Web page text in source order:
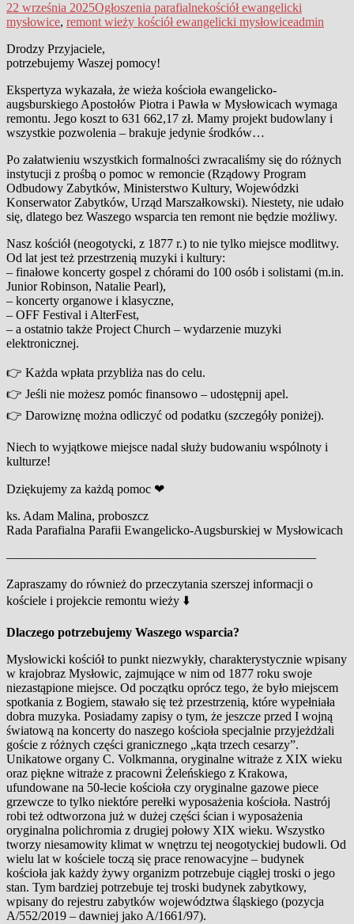
22 września 2025Ogłoszenia parafialnekościół ewangelicki
mysłowice, remont wieży kościół ewangelicki mysłowiceadmin
Drodzy Przyjaciele,
potrzebujemy Waszej pomocy!
Ekspertyza wykazała, że wieża kościoła ewangelicko-
augsburskiego Apostołów Piotra i Pawła w Mysłowicach wymaga
remontu. Jego koszt to 631 662,17 zł. Mamy projekt budowlany i
wszystkie pozwolenia – brakuje jedynie środków…
Po załatwieniu wszystkich formalności zwracaliśmy się do różnych
instytucji z prośbą o pomoc w remoncie (Rządowy Program
Odbudowy Zabytków, Ministerstwo Kultury, Wojewódzki
Konserwator Zabytków, Urząd Marszałkowski). Niestety, nie udało
się, dlatego bez Waszego wsparcia ten remont nie będzie możliwy.
Nasz kościół (neogotycki, z 1877 r.) to nie tylko miejsce modlitwy.
Od lat jest też przestrzenią muzyki i kultury:
– finałowe koncerty gospel z chórami do 100 osób i solistami (m.in.
Junior Robinson, Natalie Pearl),
– koncerty organowe i klasyczne,
– OFF Festival i AlterFest,
– a ostatnio także Project Church – wydarzenie muzyki
elektronicznej.
👉 Każda wpłata przybliża nas do celu.
👉 Jeśli nie możesz pomóc finansowo – udostępnij apel.
👉 Darowiznę można odliczyć od podatku (szczegóły poniżej).
Niech to wyjątkowe miejsce nadal służy budowaniu wspólnoty i
kulturze!
Dziękujemy za każdą pomoc ❤
ks. Adam Malina, proboszcz
Rada Parafialna Parafii Ewangelicko-Augsburskiej w Mysłowicach
————————————————————————–
Zapraszamy do również do przeczytania szerszej informacji o
kościele i projekcie remontu wieży ⬇️
Dlaczego potrzebujemy Waszego wsparcia?
Mysłowicki kościół to punkt niezwykły, charakterystycznie wpisany
w krajobraz Mysłowic, zajmujące w nim od 1877 roku swoje
niezastąpione miejsce. Od początku oprócz tego, że było miejscem
spotkania z Bogiem, stawało się też przestrzenią, które wypełniała
dobra muzyka. Posiadamy zapisy o tym, że jeszcze przed I wojną
światową na koncerty do naszego kościoła specjalnie przyjeżdżali
goście z różnych części granicznego „kąta trzech cesarzy”.
Unikatowe organy C. Volkmanna, oryginalne witraże z XIX wieku
oraz piękne witraże z pracowni Żeleńskiego z Krakowa,
ufundowane na 50-lecie kościoła czy oryginalne gazowe piece
grzewcze to tylko niektóre perełki wyposażenia kościoła. Nastrój
robi też odtworzona już w dużej części ścian i wyposażenia
oryginalna polichromia z drugiej połowy XIX wieku. Wszystko
tworzy niesamowity klimat w wnętrzu tej neogotyckiej budowli. Od
wielu lat w kościele toczą się prace renowacyjne – budynek
kościoła jak każdy żywy organizm potrzebuje ciągłej troski o jego
stan. Tym bardziej potrzebuje tej troski budynek zabytkowy,
wpisany do rejestru zabytków województwa śląskiego (pozycja
A/552/2019 – dawniej jako A/1661/97).